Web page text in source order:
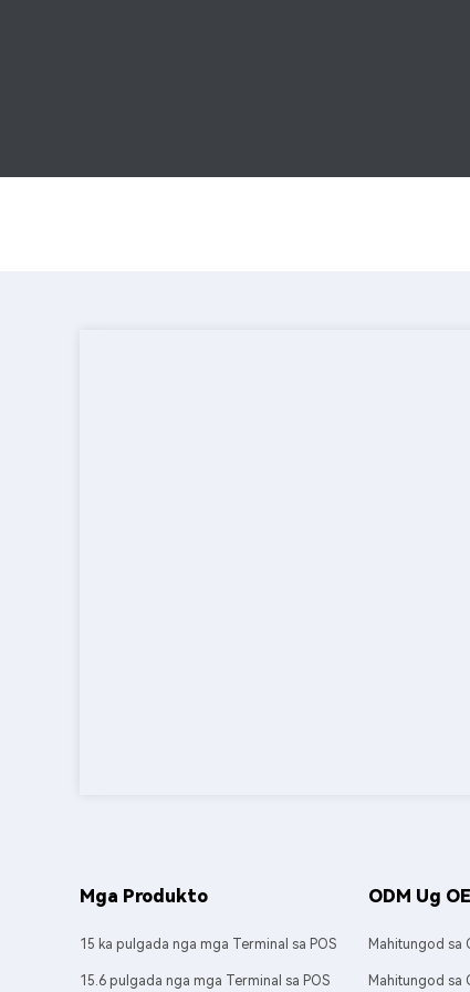
Mga Produkto
15 ka pulgada nga mga Terminal sa POS
15.6 pulgada nga mga Terminal sa POS
ODM Ug
Mahitungod sa
Mahitungod sa